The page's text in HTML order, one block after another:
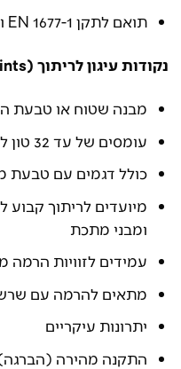
תואם לתקן EN 1677-1 ומסומן WLL ומספר סידורי
נקודות עיגון לריתוך (Weld-on Points)
מבנה שטוח או טבעת
עומסים של עד 32 טון ליחידה
כולל דגמים עם טבעת
מיועדים לריתוך
ומבני מתכת
עמידים לזוויות הרמה
מתאים להרמה עם
יתרונות עיקריים
התקנה מהירה (הברגה)